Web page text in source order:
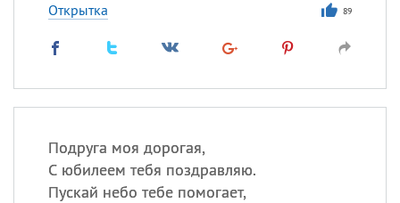
Открытка 89
Подруга моя дорогая,
С юбилеем тебя поздравляю.
Пускай небо тебе помогает,